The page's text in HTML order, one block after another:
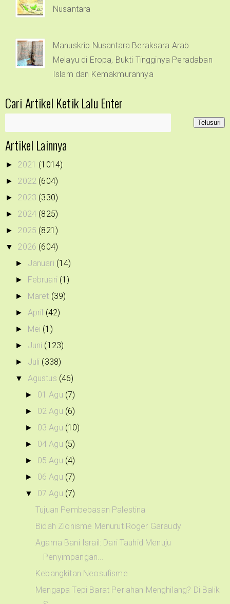
Nusantara
Manuskrip Nusantara Beraksara Arab
Melayu di Eropa, Bukti Tingginya Peradaban
Islam dan Kemakmurannya
Cari Artikel Ketik Lalu Enter
Artikel Lainnya
► 2021 (1014)
► 2022 (604)
► 2023 (330)
► 2024 (825)
► 2025 (821)
▼ 2026 (604)
► Januari (14)
► Februari (1)
► Maret (39)
► April (42)
► Mei (1)
► Juni (123)
► Juli (338)
▼ Agustus (46)
► 01 Agu (7)
► 02 Agu (6)
► 03 Agu (10)
► 04 Agu (5)
► 05 Agu (4)
► 06 Agu (7)
▼ 07 Agu (7)
Tujuan Pembebasan Palestina
Bidah Zionisme Menurut Roger Garaudy
Agama Bani Israil: Dari Tauhid Menuju
Penyimpangan...
Kebangkitan Neosufisme
Mengapa Tepi Barat Perlahan Menghilang? Di Balik